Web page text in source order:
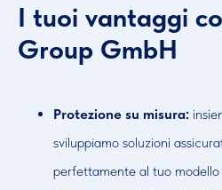
I tuoi vantaggi
Group GmbH
Protezione su misura:
sviluppiamo soluzioni
perfettamente al tuo modello